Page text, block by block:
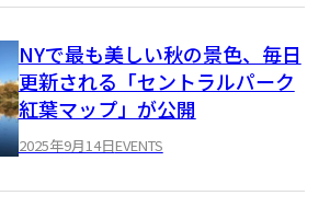
NYで最も美しい秋の景色、毎日
更新される「セントラルパーク
紅葉マップ」が公開
2025年9月14日EVENTS